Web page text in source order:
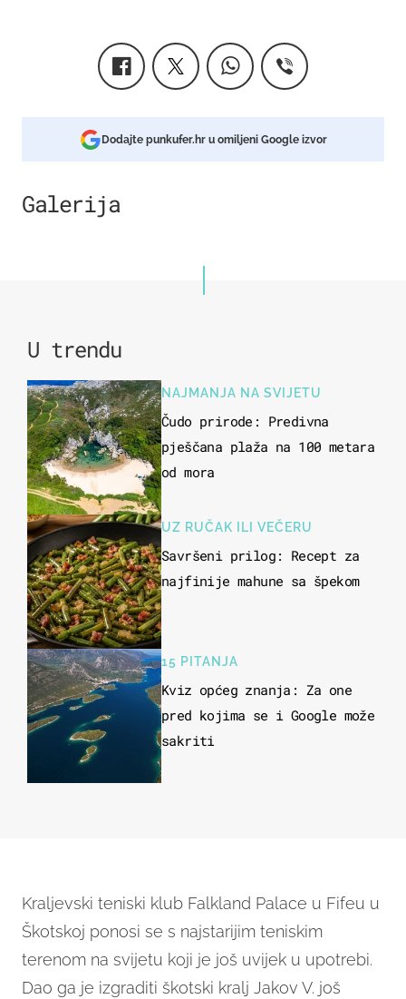
Dodajte punkufer.hr u omiljeni Google izvor
Galerija
U trendu
NAJMANJA NA SVIJETU
Čudo prirode: Predivna
pješčana plaža na 100 metara
od mora
UZ RUČAK ILI VEČERU
Savršeni prilog: Recept za
najfinije mahune sa špekom
15 PITANJA
Kviz općeg znanja: Za one
pred kojima se i Google može
sakriti
Kraljevski teniski klub Falkland Palace u Fifeu u
Škotskoj ponosi se s najstarijim teniskim
terenom na svijetu koji je još uvijek u upotrebi.
Dao ga je izgraditi škotski kralj Jakov V. još